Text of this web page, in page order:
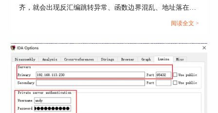
齐，就会出现反汇编跳转异常、函数边界混乱、地址落在未
定义区域等现象。要把问题一次解决，建议把动作拆成两条
承载代码与数据的状态。...
阅读全文 >